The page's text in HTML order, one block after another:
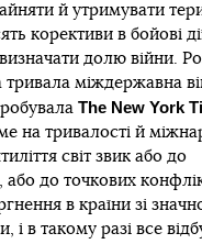
й утримувати
корективи в бойові
долю війни.
міждержавна
The New York
на тривалості й
світ звик або до
до точкових
в країни зі
і в такому разі все